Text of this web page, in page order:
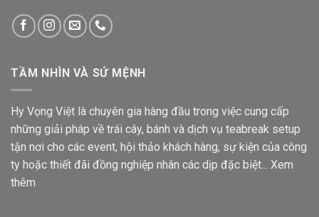
TẦM NHÌN VÀ SỨ MỆNH
Hy Vọng Việt là chuyên gia hàng đầu trong việc cung cấp
những giải pháp về trái cây, bánh và dịch vụ teabreak setup
tận nơi cho các event, hội thảo khách hàng, sự kiện của công
ty hoặc thiết đãi đồng nghiệp nhân các dịp đặc biệt... Xem
thêm